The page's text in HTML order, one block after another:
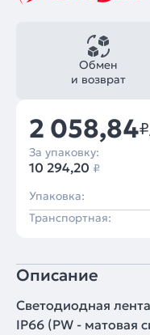
Обмен
и возврат
2 058,84
За упаковку:
10 294,20 ₽
Упаковка:
Транспортная:
Описание
Светодиодная
IP66 (PW - матовая